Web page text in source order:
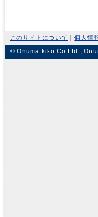
このサイトについて ｜個人情
© Onuma kiko Co.Ltd.,